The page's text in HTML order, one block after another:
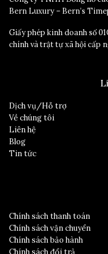
Bern Luxury – Bern’s
Giấy phép kinh doanh số
chính và trật tự xã hội cấp
Dịch vụ/Hỗ trợ
Về chúng tôi
Liên hệ
Blog
Tin tức
Chính sách thanh toán
Chính sách vận chuyển
Chính sách bảo hành